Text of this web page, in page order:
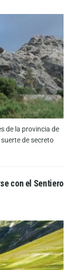
de la provincia de
de secreto
con el Sentiero